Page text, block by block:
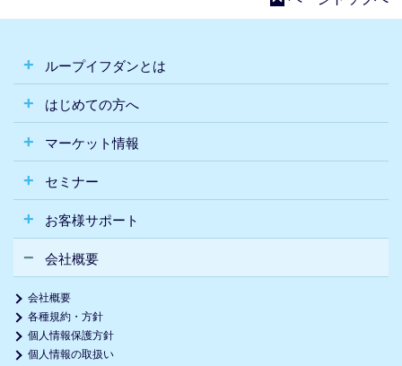
ループイフダンとは
はじめての方へ
マーケット情報
セミナー
お客様サポート
会社概要
会社概要
各種規約・方針
個人情報保護方針
個人情報の取扱い